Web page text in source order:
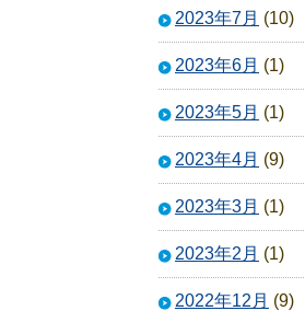
2023年7月 (10)
2023年6月 (1)
2023年5月 (1)
2023年4月 (9)
2023年3月 (1)
2023年2月 (1)
2022年12月 (9)